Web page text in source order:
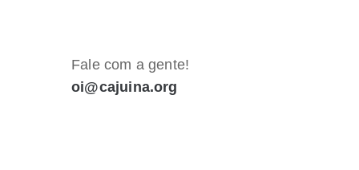
Fale com a gente!
oi@cajuina.org